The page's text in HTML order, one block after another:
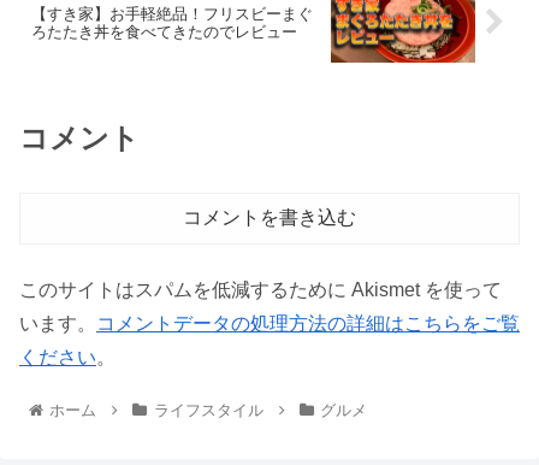
【すき家】お手軽絶品！フリスビーまぐ
ろたたき丼を食べてきたのでレビュー
コメント
コメントを書き込む
このサイトはスパムを低減するために Akismet を使って
います。
コメントデータの処理方法の詳細はこちらをご覧
ください。
ホーム ライフスタイル グルメ